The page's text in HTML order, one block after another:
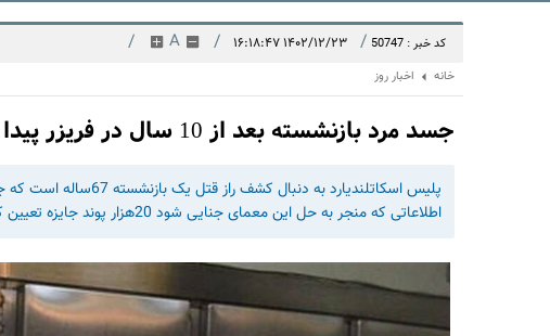
کد خبر : 50747 / ۱۴۰۲/۱۲/۲۳ ۱۶:۱۸:۴۷ /
A
/
خانه اخبار روز
جسد مرد بازنشسته بعد از 10 سال در فریزر پیدا شد | معمای جنایی عجیب !
اطلاعاتی که منجر به حل این معمای جنایی شود 20هزار پوند جایزه تعیین کرده‌اند.